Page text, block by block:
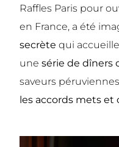
Raffles Paris pour
en France, a été
secrète qui
unesérie de dîners
saveurs
les accords mets et